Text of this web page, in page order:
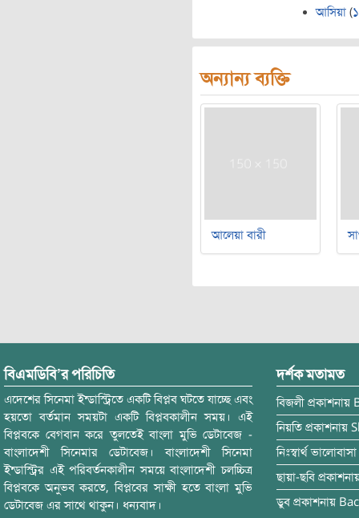
আসিয়া (
অন্যান্য ব্যক্তি
আলেয়া বারী
বিএমডিবি’র পরিচিতি
এদেশের সিনেমা ইন্ডাস্ট্রিতে একটি বিপ্লব ঘটতে যাচ্ছে এবং
হয়তো বর্তমান সময়টা একটি বিপ্লবকালীন সময়। এই
বিপ্লবকে বেগবান করে তুলতেই বাংলা মুভি ডেটাবেজ -
বাংলাদেশী সিনেমার ডেটাবেজ। বাংলাদেশী সিনেমা
ইন্ডাস্ট্রির এই পরিবর্তনকালীন সময়ে বাংলাদেশী চলচ্চিত্র
বিপ্লবকে অনুভব করতে, বিপ্লবের সাক্ষী হতে বাংলা মুভি
ডেটাবেজ এর সাথে থাকুন। ধন্যবাদ।
দর্শক মতামত
বিজলী প্রকাশনায়
নিয়তি প্রকাশনায়
নিঃস্বার্থ ভালোবাসা
ছায়া-ছবি
ডুব প্রকাশনায়